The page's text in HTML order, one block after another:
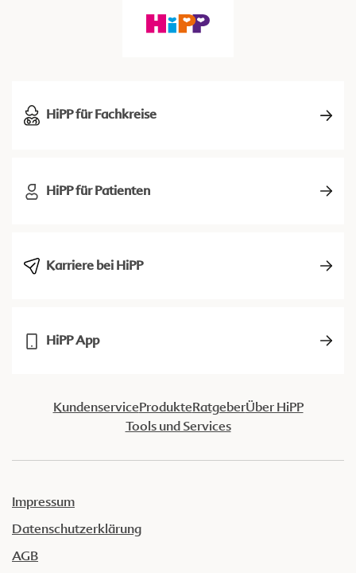
HiPP für Fachkreise
HiPP für Patienten
Karriere bei HiPP
HiPP App
KundenserviceProdukteRatgeberÜber HiPP
Tools und Services
Impressum
Datenschutzerklärung
AGB